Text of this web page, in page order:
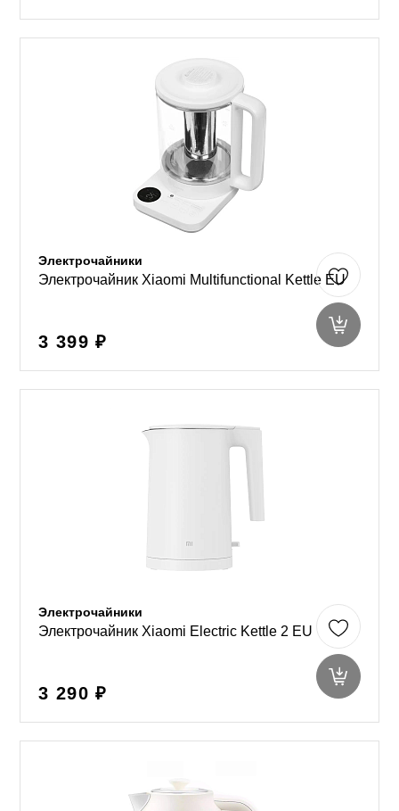
Электрочайники
Электрочайник Xiaomi Multifunctional Kettle EU
3 399 ₽
Электрочайники
Электрочайник Xiaomi Electric Kettle 2 EU
3 290 ₽